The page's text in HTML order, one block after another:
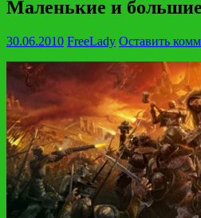
Маленькие и
30.06.2010 FreeLady Оставить